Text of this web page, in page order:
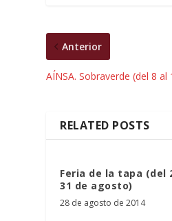
Anterior
AÍNSA. Sobraverde (del 8 al
RELATED POSTS
Feria de la tapa (del
31 de agosto)
28 de agosto de 2014